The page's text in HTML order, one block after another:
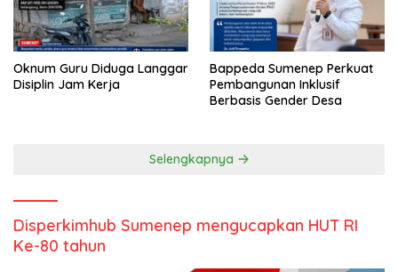
Oknum Guru Diduga Langgar
Disiplin Jam Kerja
Bappeda Sumenep Perkuat
Pembangunan Inklusif
Berbasis Gender Desa
Selengkapnya
Disperkimhub Sumenep mengucapkan HUT RI
Ke-80 tahun